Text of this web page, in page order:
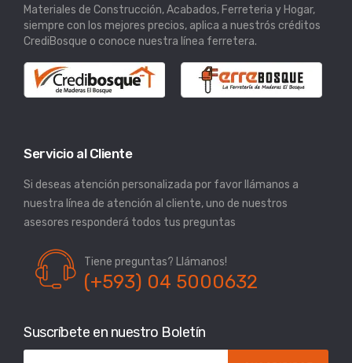
Materiales de Construcción, Acabados, Ferreteria y Hogar,
siempre con los mejores precios, aplica a nuestrós créditos
CrediBosque o conoce nuestra línea ferretera.
Servicio al Cliente
Si deseas atención personalizada por favor llámanos a
nuestra línea de atención al cliente, uno de nuestros
asesores responderá todos tus preguntas
Tiene preguntas? Llámanos!
(+593) 04 5000632
Suscríbete en nuestro Boletín